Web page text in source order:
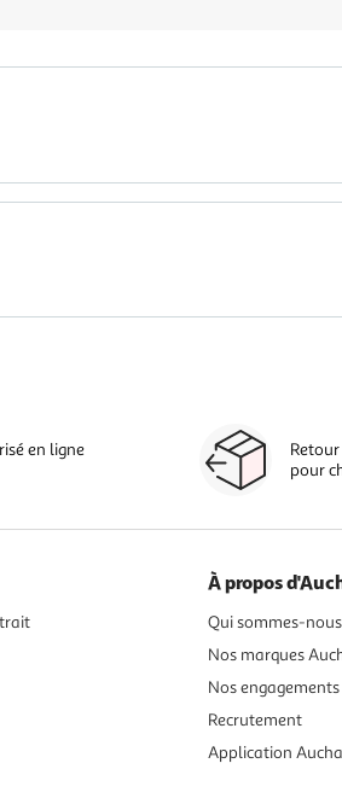
en ligne
pour
À propos
Qui sommes-nous
Nos marques
Nos engagements
Recrutement
Application